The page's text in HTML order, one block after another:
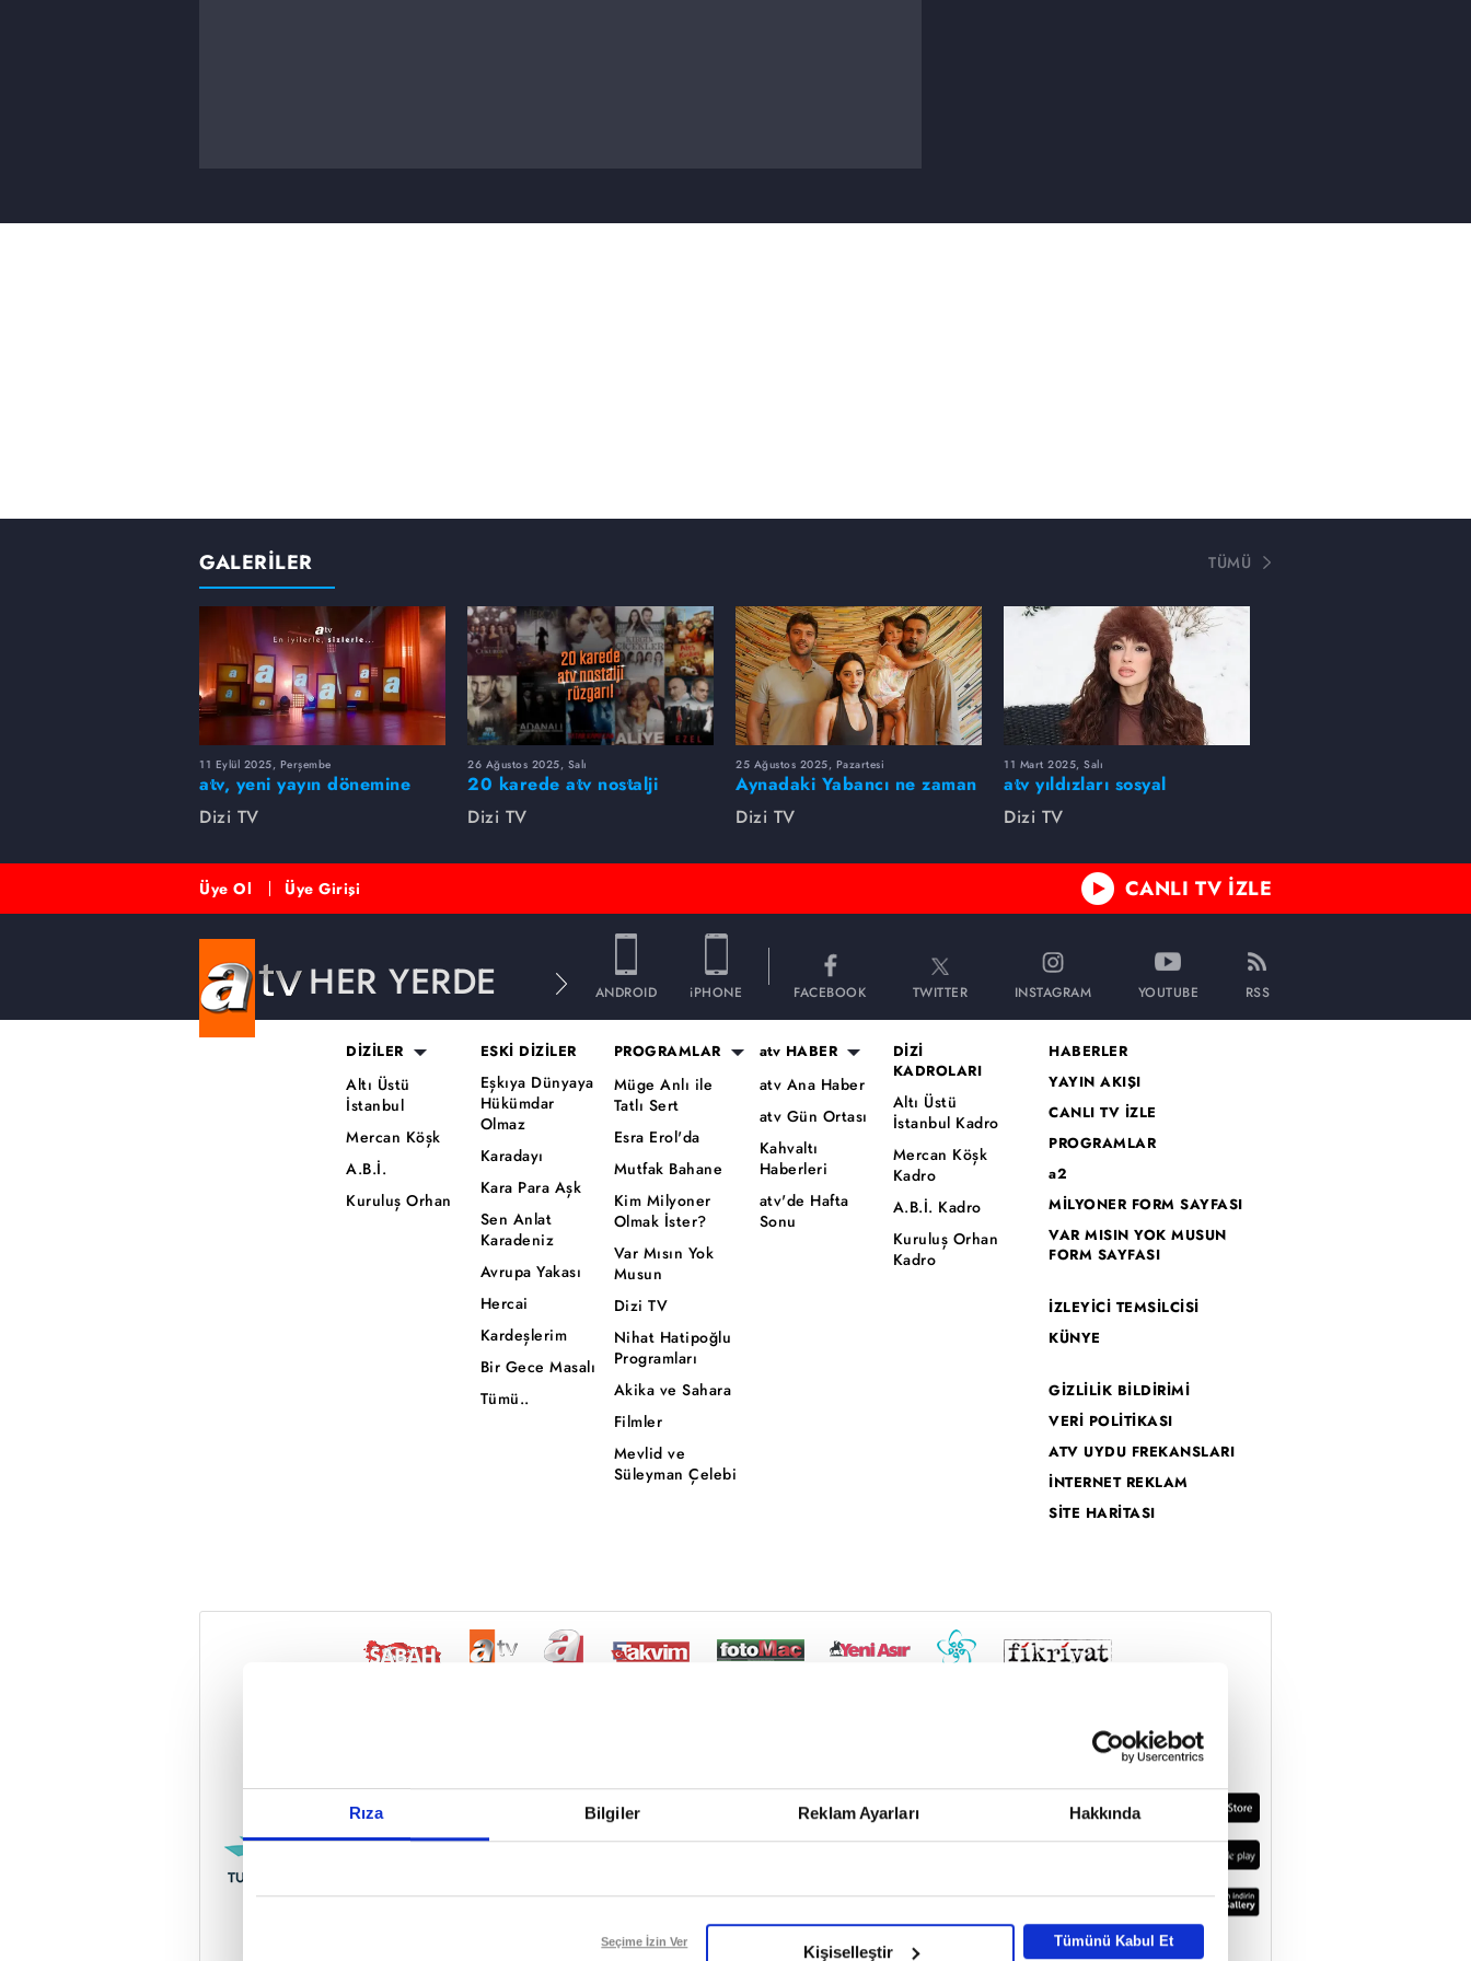
Rıza Bilgiler Reklam Ayarları Hakkında
Reddet
Seçime İzin Ver
Kişiselleştir
Tümünü Kabul Et
GALERİLER TÜMÜ
11 Eylül 2025, Perşembe
atv, yeni yayın dönemine
merhaba dedi!
Dizi TV
26 Ağustos 2025, Salı
20 karede atv nostalji
rüzgarı!
Dizi TV
25 Ağustos 2025, Pazartesi
Aynadaki Yabancı ne zaman
başlayacak?
Dizi TV
11 Mart 2025, Salı
atv yıldızları sosyal
medyada neler paylaştı?
Dizi TV
Üye Ol Üye Girişi CANLI TV İZLE
HER YERDE ANDROID iPHONE FACEBOOK TWITTER INSTAGRAM YOUTUBE RSS
DİZİLER
Altı Üstü
İstanbul
Mercan Köşk
A.B.İ.
Kuruluş Orhan
ESKİ DİZİLER
Eşkıya Dünyaya
Hükümdar
Olmaz
Karadayı
Kara Para Aşk
Sen Anlat
Karadeniz
Avrupa Yakası
Hercai
Kardeşlerim
Bir Gece Masalı
Tümü..
PROGRAMLAR
Müge Anlı ile
Tatlı Sert
Esra Erol'da
Mutfak Bahane
Kim Milyoner
Olmak İster?
Var Mısın Yok
Musun
Dizi TV
Nihat Hatipoğlu
Programları
Akika ve Sahara
Filmler
Mevlid ve
Süleyman Çelebi
atv HABER
atv Ana Haber
atv Gün Ortası
Kahvaltı
Haberleri
atv'de Hafta
Sonu
DİZİ
KADROLARI
Altı Üstü
İstanbul Kadro
Mercan Köşk
Kadro
A.B.İ. Kadro
Kuruluş Orhan
Kadro
HABERLER
YAYIN AKIŞI
CANLI TV İZLE
PROGRAMLAR
a2
MİLYONER FORM SAYFASI
VAR MISIN YOK MUSUN
FORM SAYFASI
İZLEYİCİ TEMSİLCİSİ
KÜNYE
GİZLİLİK BİLDİRİMİ
VERİ POLİTİKASI
ATV UYDU FREKANSLARI
İNTERNET REKLAM
SİTE HARİTASI